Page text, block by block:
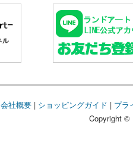
会社概要| ショッピングガイド | プラ
Copyright ©